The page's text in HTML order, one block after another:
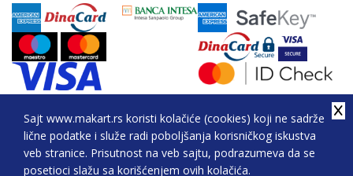
Sajt www.makart.rs koristi kolačiće (cookies) koji ne sadrže
lične podatke i služe radi poboljšanja korisničkog iskustva
veb stranice. Prisutnost na veb sajtu, podrazumeva da se
posetioci slažu sa korišćenjem ovih kolačića.
2026. All Rights Reserved © Makart.rs - MAKART DOO
BEOGRAD (NOVI BEOGRAD), PIB: 105184104, MB: